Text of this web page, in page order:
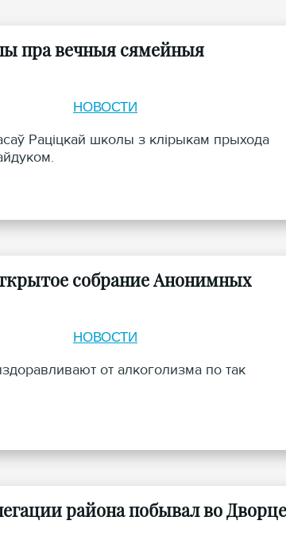
пра вечныя сямейныя
НОВОСТИ
Раціцкай школы з клірыкам прыхода
собрание Анонимных
НОВОСТИ
от алкоголизма по так
района побывал во Дворце